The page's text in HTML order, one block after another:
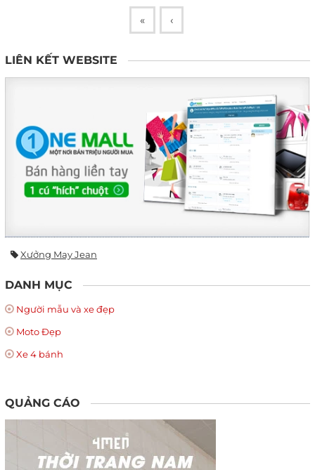
« ‹
LIÊN KẾT WEBSITE
Xưởng May Jean
DANH MỤC
Người mẫu và xe đẹp
Moto Đẹp
Xe 4 bánh
QUẢNG CÁO